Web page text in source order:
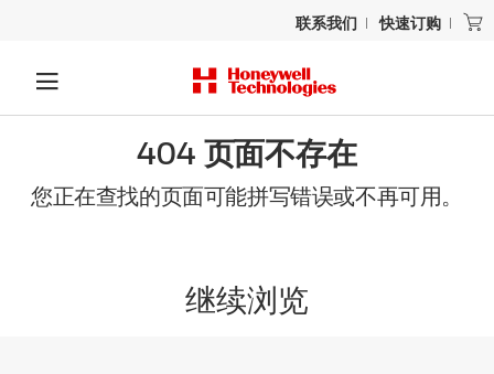
联系我们 快速订购
404 页面不存在
您正在查找的页面可能拼写错误或不再可用。
继续浏览